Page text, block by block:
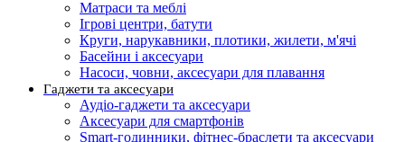
Матраси та меблі
Ігрові центри, батути
Круги, нарукавники, плотики, жилети, м'ячі
Басейни і аксесуари
Насоси, човни, аксесуари для плавання
Гаджети та аксесуари
Аудіо-гаджети та аксесуари
Аксесуари для смартфонів
Smart-годинники, фітнес-браслети та аксесуари